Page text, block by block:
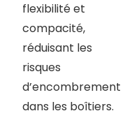
flexibilité et
compacité,
réduisant les
risques
d’encombrement
dans les boîtiers.